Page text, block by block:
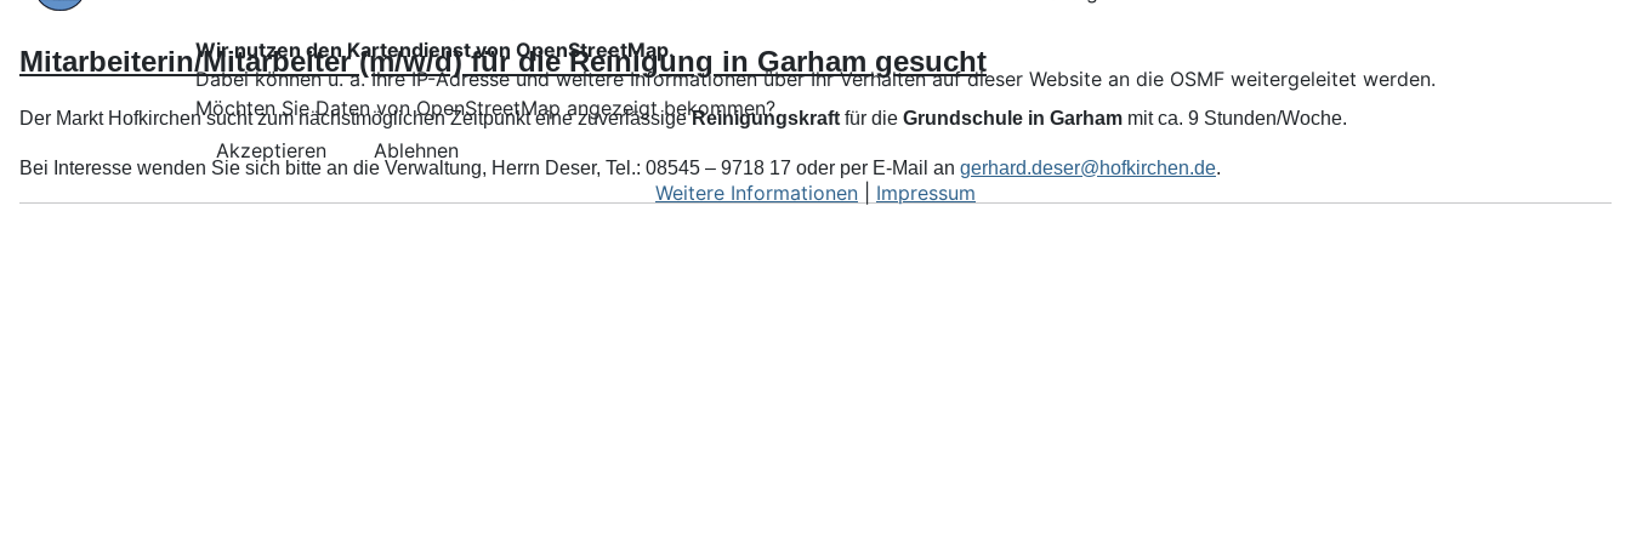
Mitarbeiterin/Mitarbeiter (m/w/d) für die Reinigung in Garham gesucht
Der Markt Hofkirchen sucht zum nächstmöglichen Zeitpunkt eine zuverlässigeReinigungskraft für die Grundschule in Garham mit ca. 9 Stunden/Woche.
Bei Interesse wenden Sie sich bitte an die Verwaltung, Herrn Deser, Tel.: 08545 – 9718 17 oder per E-Mail an gerhard.deser@hofkirchen.de.
Wir nutzen den Kartendienst von OpenStreetMap.
Dabei können u. a. Ihre IP-Adresse und weitere Informationen über Ihr Verhalten auf dieser Website an die OSMF weitergeleitet werden.
Möchten Sie Daten von OpenStreetMap angezeigt bekommen?
Akzeptieren
Ablehnen
Weitere Informationen
Impressum